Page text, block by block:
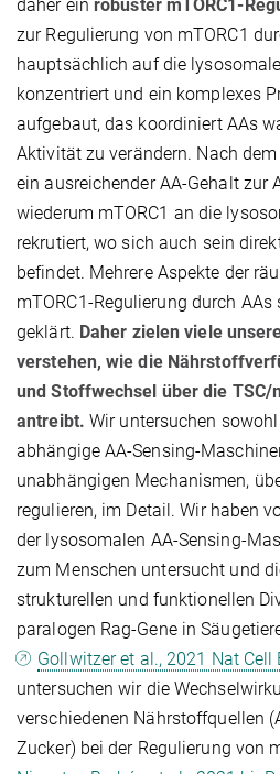
daher ein robuster mTORC1-
zur Regulierung von mTORC1
hauptsächlich auf die
konzentriert und ein komplexes
aufgebaut, das koordiniert AAs
Aktivität zu verändern. Nach
ein ausreichender AA-Gehalt zur
wiederum mTORC1 an die
rekrutiert, wo sich auch sein
befindet. Mehrere Aspekte der
mTORC1-Regulierung durch
geklärt. Daher zielen viele
verstehen, wie die
und Stoffwechsel über die TSC/
antreibt. Wir untersuchen
abhängige AA-Sensing-
unabhängigen Mechanismen,
regulieren, im Detail. Wir haben
der lysosomalen AA-Sensing-
zum Menschen untersucht und
strukturellen und funktionellen
paralogen Rag-Gene in
Gollwitzer et al., 2021 Nat Cell
untersuchen wir die
verschiedenen Nährstoffquellen
Zucker) bei der Regulierung von